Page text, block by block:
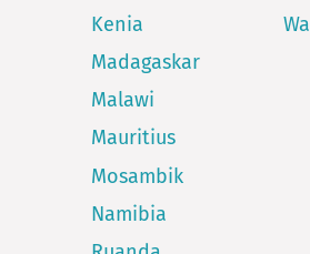
Kenia
Madagaskar
Malawi
Mauritius
Mosambik
Namibia